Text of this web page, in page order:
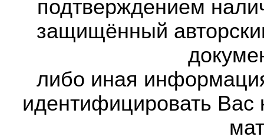
подтверждением
защищённый
либо иная
идентифицировать Вас